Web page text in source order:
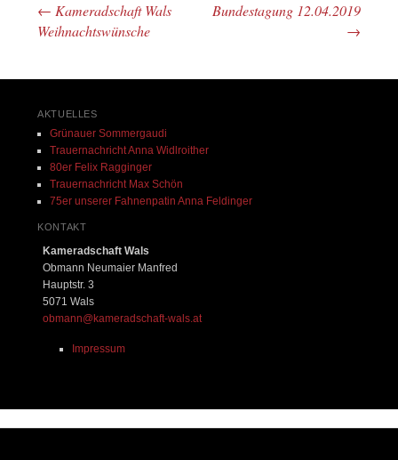
Beitrags-Navigation
← Kameradschaft Wals
Weihnachtswünsche
Bundestagung 12.04.2019
→
AKTUELLES
Grünauer Sommergaudi
Trauernachricht Anna Widlroither
80er Felix Ragginger
Trauernachricht Max Schön
75er unserer Fahnenpatin Anna Feldinger
KONTAKT
Kameradschaft Wals
Obmann Neumaier Manfred
Hauptstr. 3
5071 Wals
obmann@kameradschaft-wals.at
Impressum